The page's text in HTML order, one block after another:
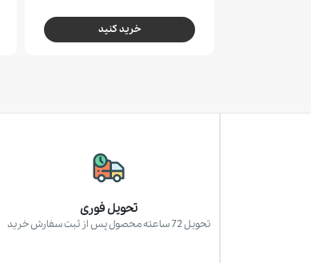
خرید کنید
تحویل فوری
تحویل 72 ساعته محصول پس از ثبت سفارش خرید